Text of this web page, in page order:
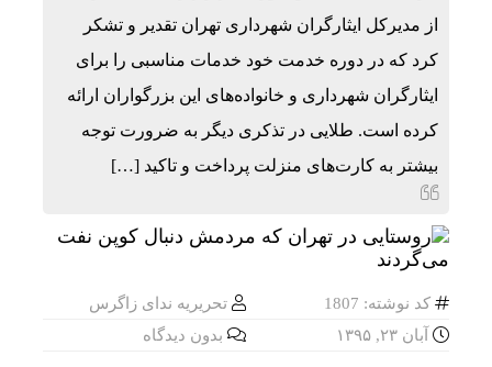
از مدیرکل ایثارگران شهرداری تهران تقدیر و تشکر
کرد که در دوره خدمت خود خدمات مناسبی را برای
ایثارگران شهرداری و خانواده‌های این بزرگواران ارائه
کرده است. طلایی در تذکری دیگر به ضرورت توجه
بیشتر به کارت‌های منزلت پرداخت و تاکید […]
کد نوشته: 1807
تحریریه ندای زاگرس
آبان ۲۳, ۱۳۹۵
بدون دیدگاه